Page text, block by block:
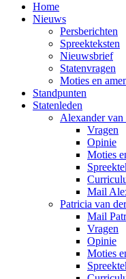
Home
Nieuws
Persberichten
Spreekteksten
Nieuwsbrief
Statenvragen
Moties en
Standpunten
Statenleden
Alexander van
Vragen
Opinie
Moties
Mail
Patricia van
Mail
Vragen
Opinie
Moties